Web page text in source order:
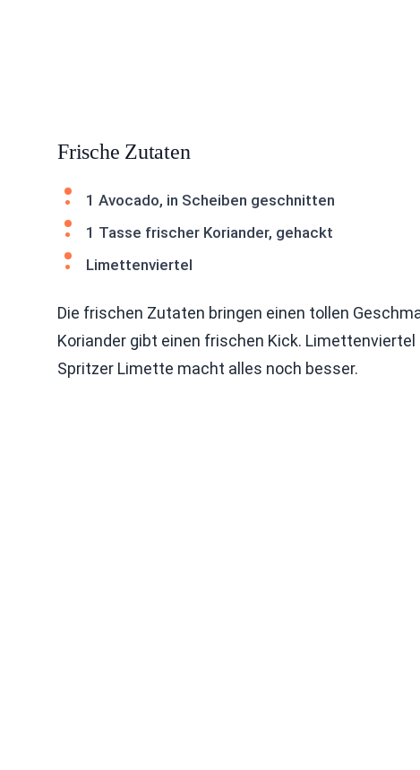
Frische Zutaten
1 Avocado, in Scheiben geschnitten
1 Tasse frischer Koriander, gehackt
Limettenviertel
Die frischen Zutaten bringen einen tollen
Koriander gibt einen frischen Kick.
Spritzer Limette macht alles noch besser.